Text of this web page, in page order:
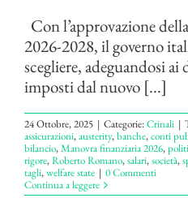
Con l’approvazione
2026-2028, il governo
scegliere, adeguandosi
imposti dal nuovo [...]
24 Ottobre, 2025 | Categorie:Crinali |
assicurazioni,austerity,banche,conti
bilancio,Manovra finanziaria 2026,
rigore,Roberto Romano,salari,società,
tagli,welfare state | 0 Commenti
Continua a leggere